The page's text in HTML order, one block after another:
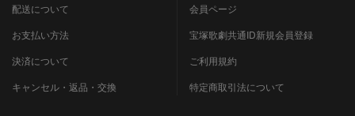
配送について
お支払い方法
決済について
キャンセル・返品・交換
会員ページ
宝塚歌劇共通ID新規会員登録
ご利用規約
特定商取引法について